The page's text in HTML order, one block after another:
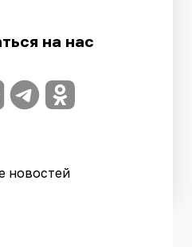
на нас
новостей